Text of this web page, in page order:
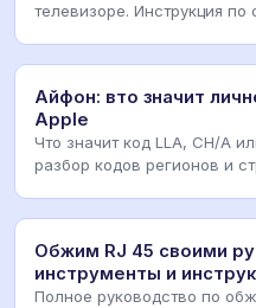
телевизоре. Инструкция
Айфон: вто значит
Apple
Что значит код LLA, CH/A
разбор кодов регионов и
Обжим RJ 45 своими
инструменты и
Полное руководство по